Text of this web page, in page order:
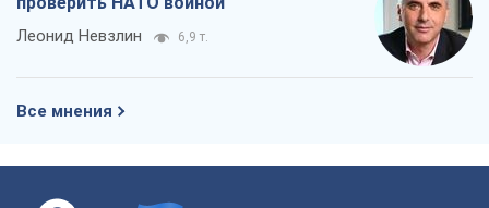
Леонид Невзлин 6,9 т.
Все мнения